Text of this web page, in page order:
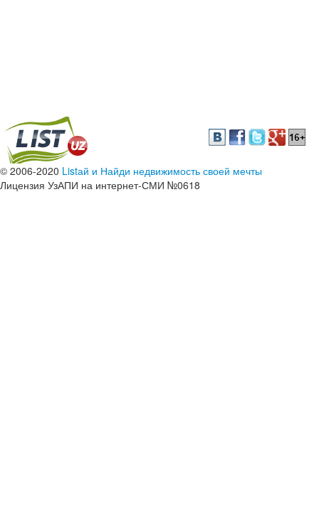
© 2006-2020 Listай и Найди недвижимость своей мечты
Лицензия УзАПИ на интернет-СМИ №0618